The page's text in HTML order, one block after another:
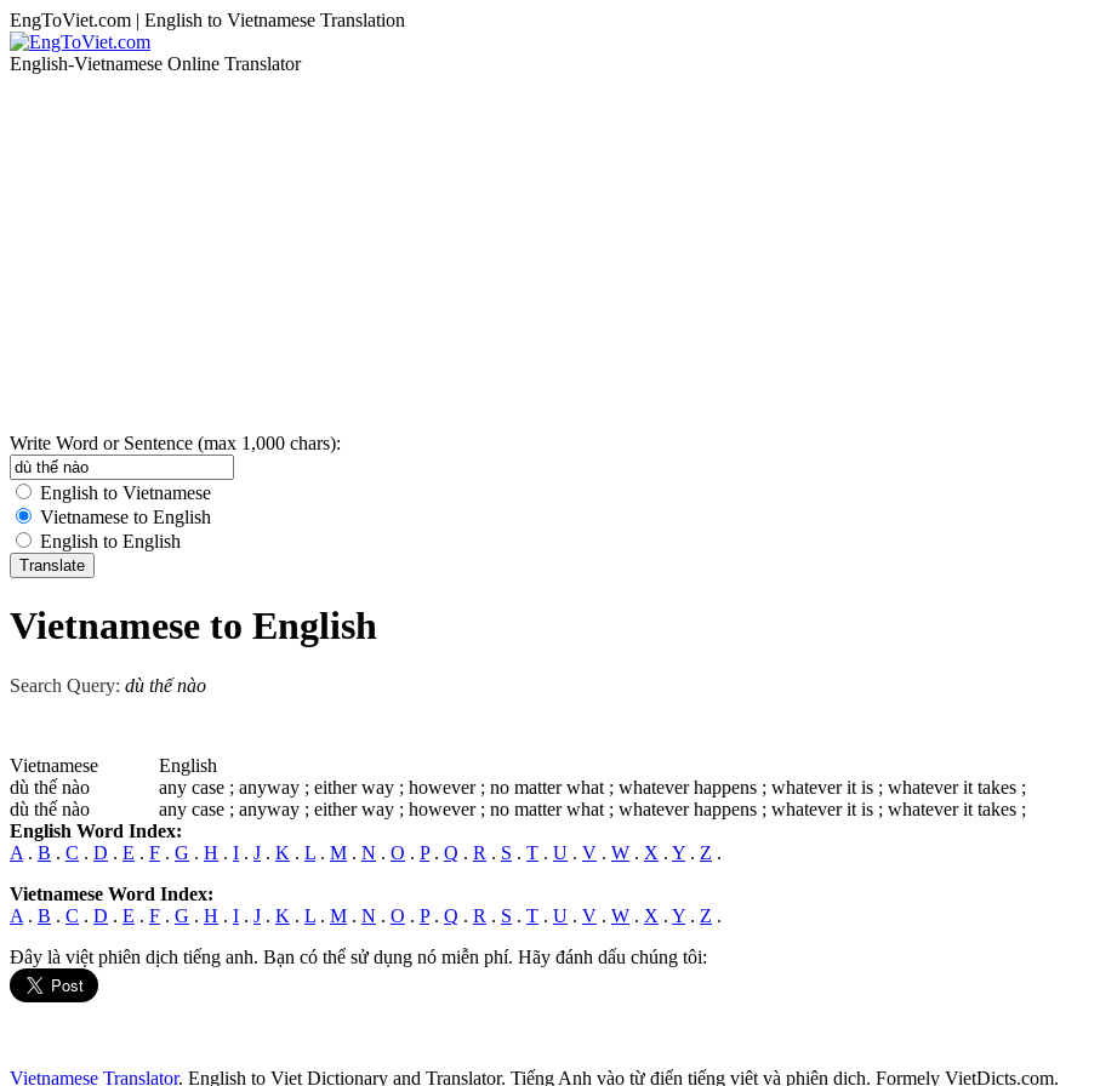
EngToViet.com | English to Vietnamese Translation
English-Vietnamese Online Translator
Write Word or Sentence (max 1,000 chars):
English to Vietnamese
Vietnamese to English
English to English
Vietnamese to English
Search Query: dù thế nào
Vietnamese
English
dù thế nào
any case ; anyway ; either way ; however ; no matter what ; whatever happens ; whatever it is ; whatever it takes ;
dù thế nào
any case ; anyway ; either way ; however ; no matter what ; whatever happens ; whatever it is ; whatever it takes ;
English Word Index:
A . B . C . D . E . F . G . H . I . J . K . L . M . N . O . P. Q . R . S . T . U . V . W . X . Y . Z .
Vietnamese Word Index:
A . B . C . D . E . F . G . H . I . J . K . L . M . N . O . P. Q . R . S . T . U . V . W . X . Y . Z .
Đây là việt phiên dịch tiếng anh. Bạn có thể sử dụng nó miễn phí. Hãy đánh dấu chúng tôi:
Vietnamese Translator. English to Viet Dictionary and Translator. Tiếng Anh vào từ điển tiếng việt và phiên dịch. Formely VietDicts.com.